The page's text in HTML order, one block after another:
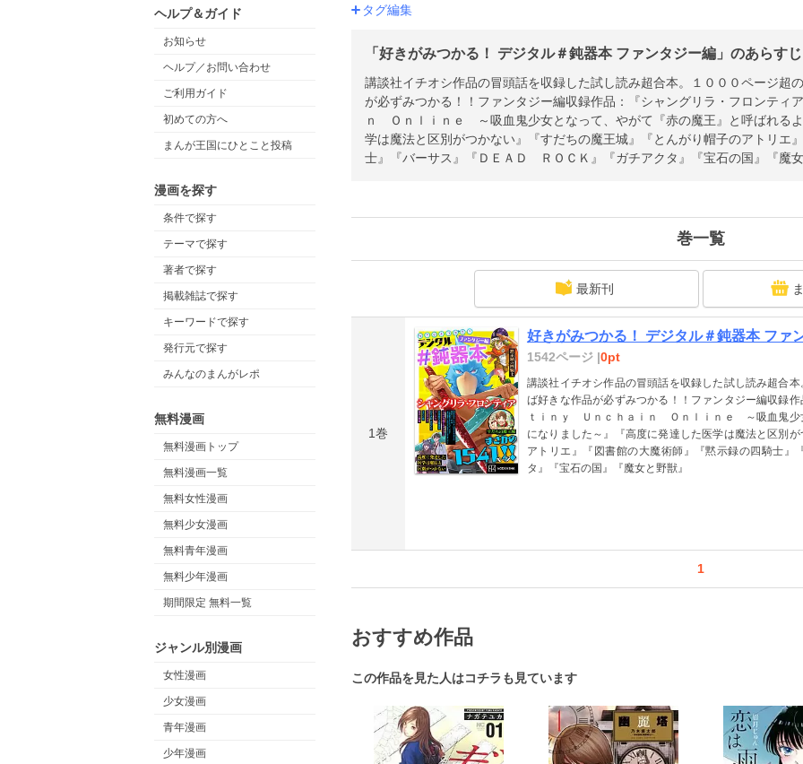
ヘルプ＆ガイド
お知らせ
ヘルプ／お問い合わせ
ご利用ガイド
初めての方へ
まんが王国にひとこと投稿
漫画を探す
条件で探す
テーマで探す
著者で探す
掲載雑誌で探す
キーワードで探す
発行元で探す
みんなのまんがレポ
無料漫画
無料漫画トップ
無料漫画一覧
無料女性漫画
無料少女漫画
無料青年漫画
無料少年漫画
期間限定 無料一覧
ジャンル別漫画
女性漫画
少女漫画
青年漫画
少年漫画
タグ編集
「好きがみつかる！ デジタル＃鈍器本 ファンタジー編」のあらす
講談社イチオシ作品の冒頭話を収録した試し読み超合本。１０００ページ超
が必ずみつかる！！ファンタジー編収録作品：『シャングリラ・フロンテ
ｎ Ｏｎｌｉｎｅ ～吸血鬼少女となって、やがて『赤の魔王』と呼ばれる
学は魔法と区別がつかない』『すだちの魔王城』『とんがり帽子のアトリエ
士』『バーサス』『ＤＥＡＤ ＲＯＣＫ』『ガチアクタ』『宝石の国』『魔
巻一覧
最新刊
1巻
好きがみつかる！ デジタル＃鈍器本 ファ
1542ページ |0pt
講談社イチオシ作品の冒頭話を収録した試し読み超合
ば好きな作品が必ずみつかる！！ファンタジー編収録
ｔｉｎｙ Ｕｎｃｈａｉｎ Ｏｎｌｉｎｅ ～吸血鬼少
になりました～』『高度に発達した医学は魔法と区別
アトリエ』『図書館の大魔術師』『黙示録の四騎士
タ』『宝石の国』『魔女と野獣』
1
おすすめ作品
この作品を見た人はコチラも見ています